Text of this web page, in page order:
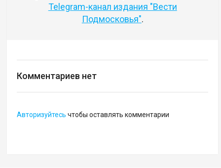
Telegram-канал издания "Вести
Подмосковья".
Комментариев нет
Авторизуйтесь чтобы оставлять комментарии